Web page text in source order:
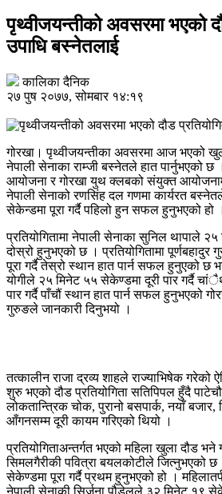
पृथ्वीजयन्तीको अवसरमा भएको
उपाधि बस्नेतलाई
कालिका दैनिक
२७ पुष २०७७, सोमबार १४:१९
गोरखा। पृथ्वीजयन्तीका अवसरमा आज भएको
नेपाली सेनाका राम्जी बस्नेतले हात पार्नुभएको छ
आयोजना र गोरखा युथ क्लबको संयुक्त
नेपाली सेनाको रणसिंह दल गणमा कार्यरत
सेकेन्डमा पूरा गर्दै पहिलो हुन सफल हुनुभएको हो ।
प्रतियोगितामा नेपाली सेनाका सुनिल थापाले
दोस्रो हुनुभएको छ । प्रतियोगितामा
पूरा गर्दै तेस्रो स्थान हात पार्न सफल हुनुएको छ
योगीले २५ मिनेट ५५ सेकेण्डमा दूरी पार गर्दै
पार गर्दै पाँचौं स्थान हात पार्न सफल हुनुभएको
गुरुङले जानकारी दिनुभयो ।
तत्कालीन राजा द्रव्य शाहले राज्याभिषेक गरेको
शुरु भएको दौड प्रतियोगिता सतिपिपल हुँदै
लोकतान्त्रिक चोक, पुरानो बसपार्क, नयाँ बजार,
आँगनसम्म दूरी कायम गरिएको थियो ।
प्रतियोगिताअन्तर्गत भएको महिला खुला दौड भने
सिमलगैरीकी पवित्रा बयलकोटीले जित्नुभएको
सेकेण्डमा पूरा गर्दै प्रथम हुनुभएको हो ।
नेपाली सेनाकी सिर्जना पौडेलले ३२ मिनेट १९